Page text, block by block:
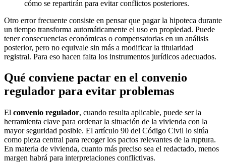
cómo se repartirán para evitar conflictos posteriores.
Otro error frecuente consiste en pensar que pagar la hipoteca durante
un tiempo transforma automáticamente el uso en propiedad. Puede
tener consecuencias económicas o compensatorias en un análisis
posterior, pero no equivale sin más a modificar la titularidad
registral. Para eso hacen falta los instrumentos jurídicos adecuados.
Qué conviene pactar en el convenio
regulador para evitar problemas
El convenio regulador, cuando resulta aplicable, puede ser la
herramienta clave para ordenar la situación de la vivienda con la
mayor seguridad posible. El artículo 90 del Código Civil lo sitúa
como pieza central para recoger los pactos relevantes de la ruptura.
En materia de vivienda, cuanto más preciso sea el redactado, menos
margen habrá para interpretaciones conflictivas.